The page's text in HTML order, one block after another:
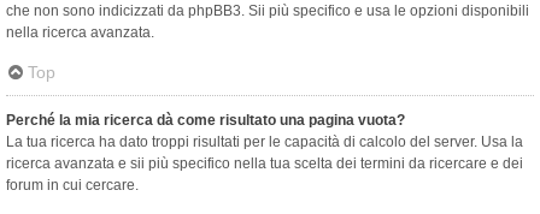
che non sono indicizzati da phpBB3. Sii più specifico e usa le opzioni disponibili
nella ricerca avanzata.
Top
Perché la mia ricerca dà come risultato una pagina vuota?
La tua ricerca ha dato troppi risultati per le capacità di calcolo del server. Usa la
ricerca avanzata e sii più specifico nella tua scelta dei termini da ricercare e dei
forum in cui cercare.